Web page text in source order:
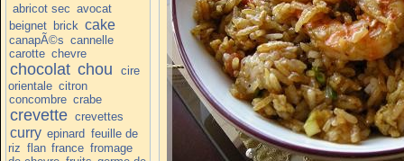
abricot sec avocat
beignet brick cake
canapÃ©s cannelle
carotte chevre
chocolat chou
cire
orientale citron
concombre crabe
crevette crevettes
curry epinard feuille de
riz flan france fromage